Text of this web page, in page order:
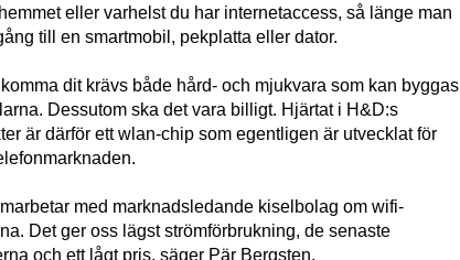
eller varhelst du har internetaccess, så länge man
till en smartmobil, pekplatta eller dator.
komma dit krävs både hård- och mjukvara som kan byggas
Dessutom ska det vara billigt. Hjärtat i H&D:s
är därför ett wlan-chip som egentligen är utvecklat för
med marknadsledande kiselbolag om wifi-
Det ger oss lägst strömförbrukning, de senaste
och ett lågt pris, säger Pär Bergsten.